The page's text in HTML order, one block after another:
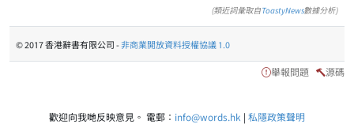
(類近詞彙取自ToastyNews數據分析)
© 2017 香港辭書有限公司 -非商業開放資料授權協議 1.0
舉報問題 源碼
歡迎向我哋反映意見。 電郵： info@words.hk | 私隱政策聲明